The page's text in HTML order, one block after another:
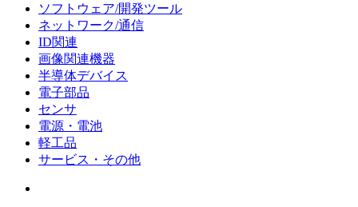
ソフトウェア/開発ツール
ネットワーク/通信
ID関連
画像関連機器
半導体デバイス
電子部品
センサ
電源・電池
軽工品
サービス・その他